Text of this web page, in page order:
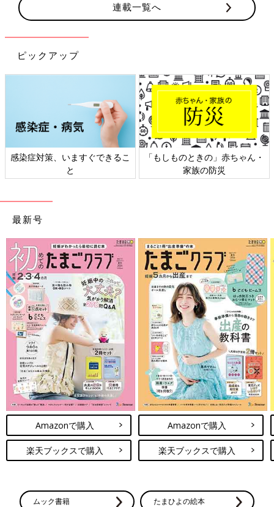
連載一覧へ
ピックアップ
感染症対策、いますぐできるこ
と
「もしものときの」赤ちゃん・
家族の防災
最新号
Amazonで購入
楽天ブックスで購入
Amazonで購入
楽天ブックスで購入
ムック書籍 たまひよの絵本